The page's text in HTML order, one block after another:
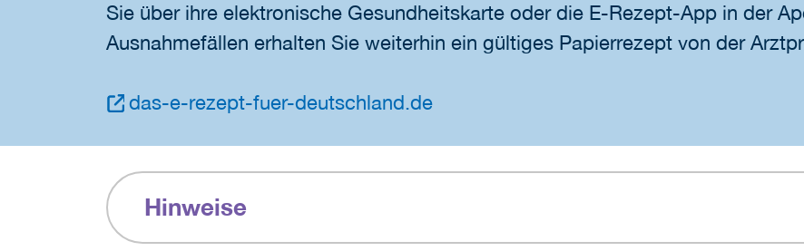
Sie über ihre elektronische Gesundheitskarte oder die E-Rezept-App in der
Ausnahmefällen erhalten Sie weiterhin ein gültiges Papierrezept von der
das-e-rezept-fuer-deutschland.de
Hinweise